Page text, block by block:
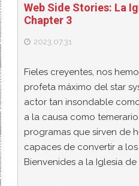
Web Side Stories: La
Chapter 3
2023.07.31
Fieles creyentes, nos
profeta máximo del star
actor tan insondable
a la causa como
programas que sirven de
capaces de convertir a
Bienvenides a la Iglesia de